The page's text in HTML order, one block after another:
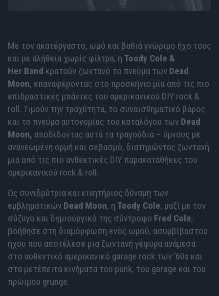
Με τον ακατέργαστο, ωμό και βαθιά γνώριμο ήχο τους
και με αλήθεια χωρίς φίλτρα, η Toody Cole &
Her Band κρατούν ζωντανό το πνεύμα των Dead
Moon, επαναφέροντας στο προσκήνιο μία από τις πιο
επιδραστικές μπάντες του αμερικανικού DIY rock &
roll. Τιμούν την τραχύτητα, το συναισθηματικό βάρος
και το πνεύμα αυτονομίας του καταλόγου των Dead
Moon, αποδίδοντας αυτά τα τραγούδια – ύμνους με
ανανεωμένη ορμή και σεβασμό, διατηρώντας ζωντανή
μια από τις πιο ανθεκτικές DIY παρακαταθήκες του
αμερικανικού rock & roll.
Ως συνιδρύτρια και κινητήριος δύναμη των
εμβληματικών Dead Moon, η Toody Cole, μαζί με τον
σύζυγο και δημιουργικό της σύντροφο Fred Cole,
βοήθησε στη διαμόρφωση ενός ωμού, ασυμβίβαστου
ήχου που αποτέλεσε μια ζωντανή γέφυρα ανάμεσα
στο αυθεντικό αμερικανικό garage rock των ’60s και
στα μετέπειτα κινήματα του punk, του garage και του
πρώιμου grunge.